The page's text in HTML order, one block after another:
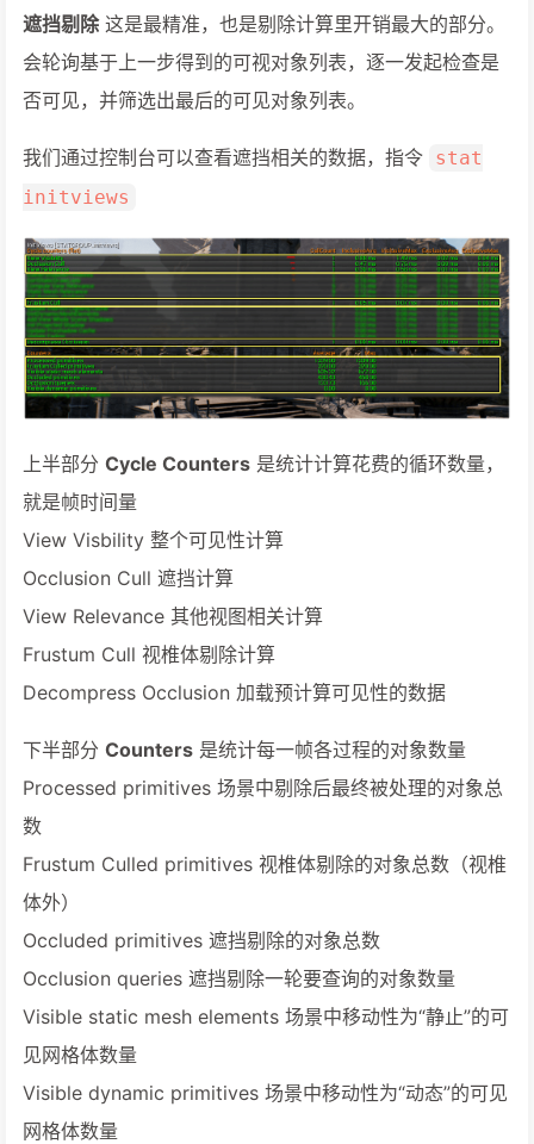
遮挡剔除这是最精准，也是剔除计算里开销最大的部分。
会轮询基于上一步得到的可视对象列表，逐一发起检查是
否可见，并筛选出最后的可见对象列表。
我们通过控制台可以查看遮挡相关的数据，指令 stat
initviews
上半部分 Cycle Counters 是统计计算花费的循环数量，
就是帧时间量
View Visbility 整个可见性计算
Occlusion Cull 遮挡计算
View Relevance 其他视图相关计算
Frustum Cull 视椎体剔除计算
Decompress Occlusion 加载预计算可见性的数据
下半部分 Counters 是统计每一帧各过程的对象数量
Processed primitives 场景中剔除后最终被处理的对象总
数
Frustum Culled primitives 视椎体剔除的对象总数（视椎
体外）
Occluded primitives 遮挡剔除的对象总数
Occlusion queries 遮挡剔除一轮要查询的对象数量
Visible static mesh elements 场景中移动性为“静止”的可
见网格体数量
Visible dynamic primitives 场景中移动性为“动态”的可见
网格体数量